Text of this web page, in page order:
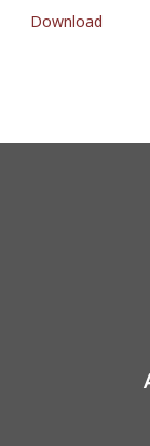
Download